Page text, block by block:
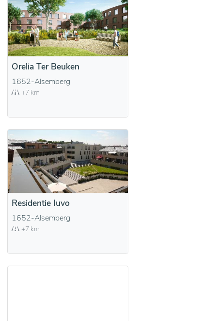
Orelia Ter Beuken
1652-Alsemberg
+7 km
Residentie Iuvo
1652-Alsemberg
+7 km